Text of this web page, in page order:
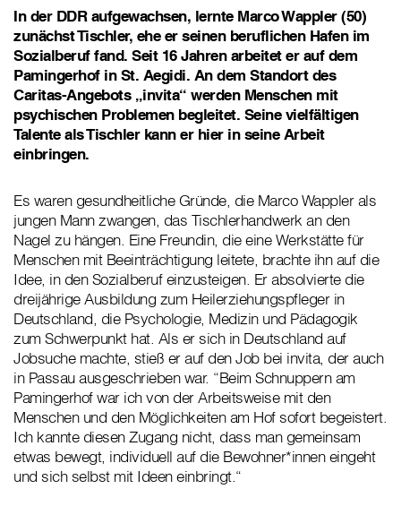
In der DDR aufgewachsen, lernte Marco Wappler (50)
zunächst Tischler, ehe er seinen beruflichen Hafen im
Sozialberuf fand. Seit 16 Jahren arbeitet er auf dem
Pamingerhof in St. Aegidi. An dem Standort des
Caritas-Angebots „invita“ werden Menschen mit
psychischen Problemen begleitet. Seine vielfältigen
Talente als Tischler kann er hier in seine Arbeit
einbringen.
Es waren gesundheitliche Gründe, die Marco Wappler als
jungen Mann zwangen, das Tischlerhandwerk an den
Nagel zu hängen. Eine Freundin, die eine Werkstätte für
Menschen mit Beeinträchtigung leitete, brachte ihn auf die
Idee, in den Sozialberuf einzusteigen. Er absolvierte die
dreijährige Ausbildung zum Heilerziehungspfleger in
Deutschland, die Psychologie, Medizin und Pädagogik
zum Schwerpunkt hat. Als er sich in Deutschland auf
Jobsuche machte, stieß er auf den Job bei invita, der auch
in Passau ausgeschrieben war. “Beim Schnuppern am
Pamingerhof war ich von der Arbeitsweise mit den
Menschen und den Möglichkeiten am Hof sofort begeistert.
Ich kannte diesen Zugang nicht, dass man gemeinsam
etwas bewegt, individuell auf die Bewohner*innen eingeht
und sich selbst mit Ideen einbringt.“